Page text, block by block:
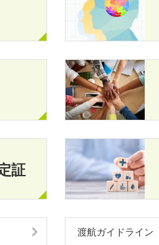
証
渡航ガイドライン